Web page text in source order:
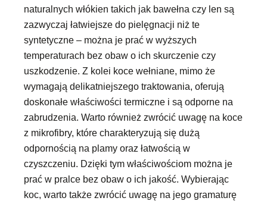
naturalnych włókien takich jak bawełna czy len są
zazwyczaj łatwiejsze do pielęgnacji niż te
syntetyczne – można je prać w wyższych
temperaturach bez obaw o ich skurczenie czy
uszkodzenie. Z kolei koce wełniane, mimo że
wymagają delikatniejszego traktowania, oferują
doskonałe właściwości termiczne i są odporne na
zabrudzenia. Warto również zwrócić uwagę na koce
z mikrofibry, które charakteryzują się dużą
odpornością na plamy oraz łatwością w
czyszczeniu. Dzięki tym właściwościom można je
prać w pralce bez obaw o ich jakość. Wybierając
koc, warto także zwrócić uwagę na jego gramaturę